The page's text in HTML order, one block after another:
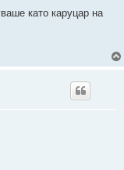
като каруцар на